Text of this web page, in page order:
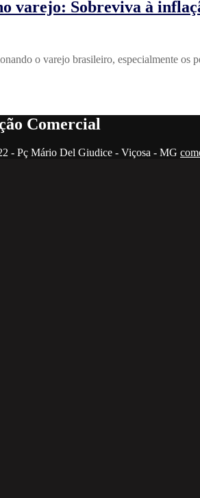
varejo: Sobreviva à
o varejo brasileiro, especialmente os
Comercial
- Pç Mário Del Giudice - Viçosa - MG